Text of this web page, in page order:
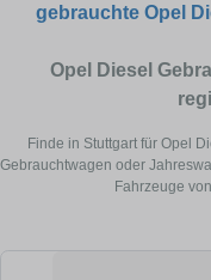
gebrauchte Opel
Opel Diesel
Finde in Stuttgart für Opel
Gebrauchtwagen oder
Fahrzeuge